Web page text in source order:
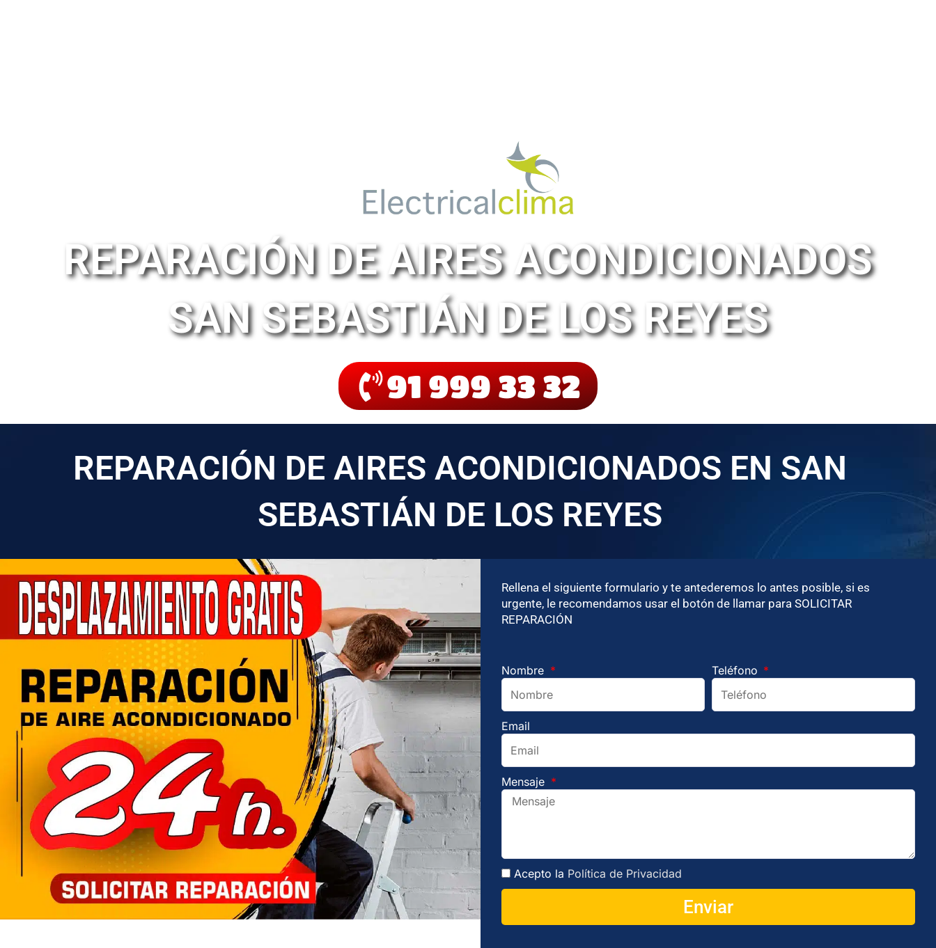
REPARACIÓN DE AIRES ACONDICIONADOS
SAN SEBASTIÁN DE LOS REYES
91 999 33 32
REPARACIÓN DE AIRES ACONDICIONADOS EN SAN
SEBASTIÁN DE LOS REYES
Rellena el siguiente formulario y te antederemos lo antes posible, si es
urgente, le recomendamos usar el botón de llamar para SOLICITAR
REPARACIÓN
Nombre Teléfono
Email
Mensaje
Acepto la Política de Privacidad
Enviar